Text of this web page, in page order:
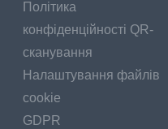
Політика
конфіденційності QR-
сканування
Налаштування файлів
cookie
GDPR